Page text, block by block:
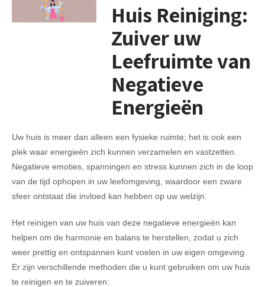
Huis Reiniging:
Zuiver uw
Leefruimte van
Negatieve
Energieën
Uw huis is meer dan alleen een fysieke ruimte; het is ook een
plek waar energieën zich kunnen verzamelen en vastzetten.
Negatieve emoties, spanningen en stress kunnen zich in de loop
van de tijd ophopen in uw leefomgeving, waardoor een zware
sfeer ontstaat die invloed kan hebben op uw welzijn.
Het reinigen van uw huis van deze negatieve energieën kan
helpen om de harmonie en balans te herstellen, zodat u zich
weer prettig en ontspannen kunt voelen in uw eigen omgeving.
Er zijn verschillende methoden die u kunt gebruiken om uw huis
te reinigen en te zuiveren: